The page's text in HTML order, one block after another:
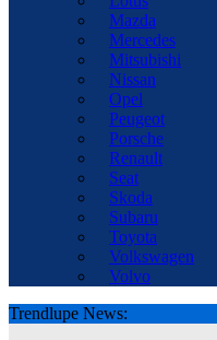
Mazda
Mercedes
Mitsubishi
Nissan
Opel
Peugeot
Porsche
Renault
Seat
Skoda
Subaru
Toyota
Volkswagen
Volvo
Trendlupe News: